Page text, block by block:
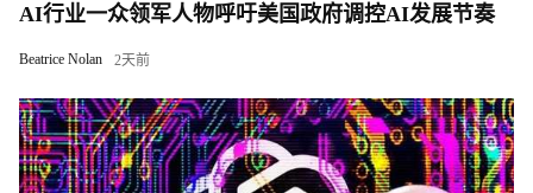
AI行业一众领军人物呼吁美国政府调控AI发展节奏
Beatrice Nolan 2天前